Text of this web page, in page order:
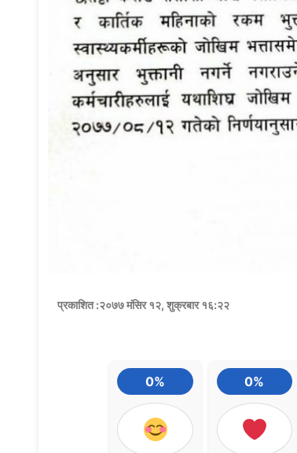
प्रकाशित :२०७७ मंसिर १२, शुक्रबार १६:२२
0% 0%